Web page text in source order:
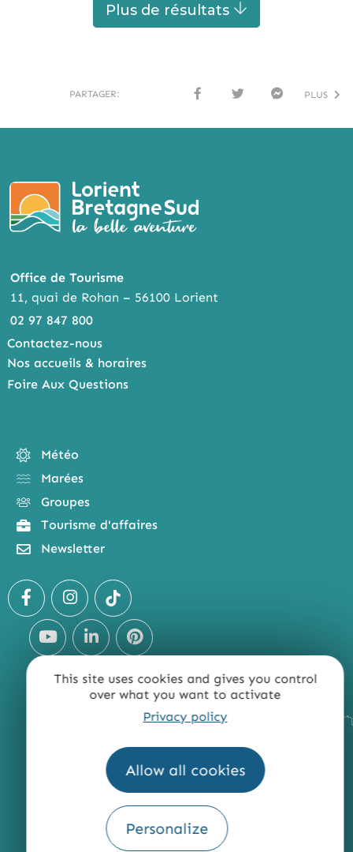
This site uses cookies and gives you control
over what you want to activate
Privacy policy
Allow all cookies
Personalize
Plus de résultats
PARTAGER:
PLUS
Office de Tourisme
11, quai de Rohan – 56100 Lorient
02 97 847 800
Contactez-nous
Nos accueils & horaires
Foire Aux Questions
Météo
Marées
Groupes
Tourisme d'affaires
Newsletter